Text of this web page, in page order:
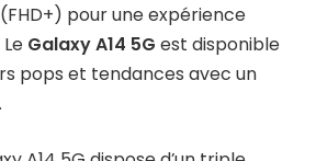
pour une expérience
Galaxy A14 5G est disponible
pops et tendances avec un